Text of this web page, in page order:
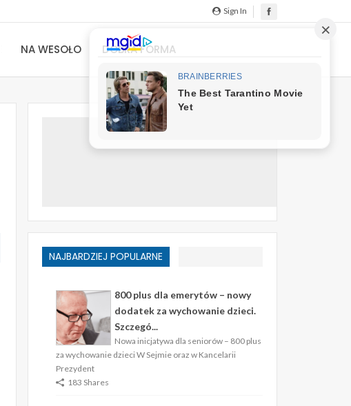
Sign In
NA WESOŁO DOBRA FORMA
NAJBARDZIEJ POPULARNE
800 plus dla emerytów – nowy
dodatek za wychowanie dzieci.
Szczegó...
Nowa inicjatywa dla seniorów – 800 plus
za wychowanie dzieci W Sejmie oraz w Kancelarii
Prezydent
183 Shares